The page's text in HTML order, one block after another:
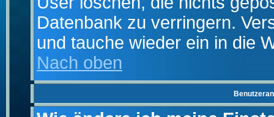
Datenbank zu verringern.
und tauche wieder ein in die
Nach oben